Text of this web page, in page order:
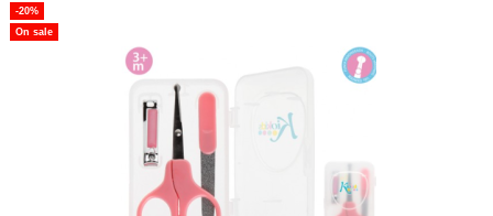
-20%
On sale